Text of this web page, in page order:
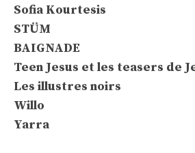
Sofia Kourtesis
STÜM
BAIGNADE
Teen Jesus et les teasers de
Les illustres noirs
Willo
Yarra